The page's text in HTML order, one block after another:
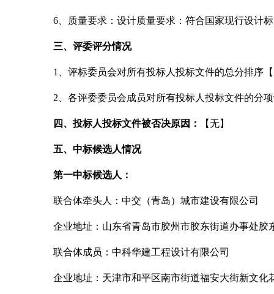
6、质量要求：设计质量要求：符合国家现行设计
三、评委评分情况
1、评标委员会对所有投标人投标文件的总分排序
2、各评委委员会成员对所有投标人投标文件的分
四、投标人投标文件被否决原因： 【无】
五、中标候选人情况
第一中标候选人：
联合体牵头人：中交（青岛）城市建设有限公司
企业地址：山东省青岛市胶州市胶东街道办事处胶
联合体成员：中科华建工程设计有限公司
企业地址：天津市和平区南市街道福安大街新文化